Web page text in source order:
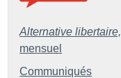
Alternative libertaire,
mensuel
Communiqués